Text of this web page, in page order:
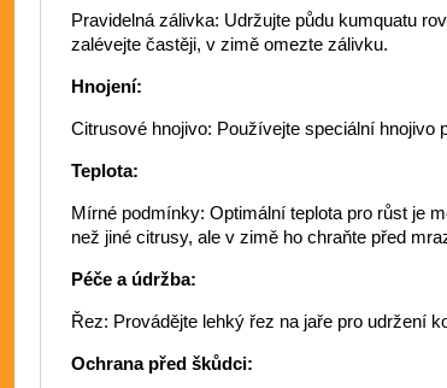
Pravidelná zálivka: Udržujte půdu kumquatu
zalévejte častěji, v zimě omezte zálivku.
Hnojení:
Citrusové hnojivo: Používejte speciální hnojivo
Teplota:
Mírné podmínky: Optimální teplota pro růst je
než jiné citrusy, ale v zimě ho chraňte před
Péče a údržba:
Řez: Provádějte lehký řez na jaře pro udržení
Ochrana před škůdci: